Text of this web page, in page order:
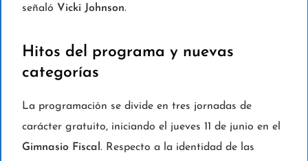
señaló Vicki Johnson.
Hitos del programa y nuevas
categorías
La programación se divide en tres jornadas de
carácter gratuito, iniciando el jueves 11 de junio en el
Gimnasio Fiscal . Respecto a la identidad de las